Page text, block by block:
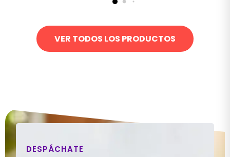
VER TODOS LOS PRODUCTOS
DESPÁCHATE